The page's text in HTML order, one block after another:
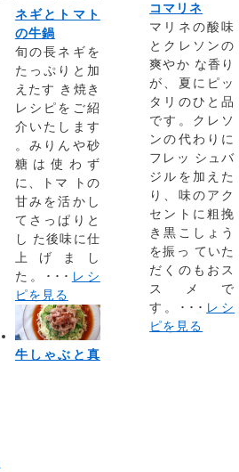
ネギとトマト
の牛鍋
旬の長ネギを
たっぷりと加
えたす き焼き
レシピをご紹
介いたします
。みりんや砂
糖は使わず
に、トマ トの
甘みを活かし
てさっぱりと
し た後味に仕
上げまし
た。･･･ レシ
ピを見る
牛しゃぶと真
コマリネ
マリネの酸味
とクレソンの
爽やか な香り
が、夏にピッ
タリのひと品
です。クレソ
ンの代わりに
フレッ シュバ
ジルを加えた
り、味のアク
セントに粗挽
き黒こしょう
を振っ ていた
だくのもおス
スメで
す。･･･ レシ
ピを見る